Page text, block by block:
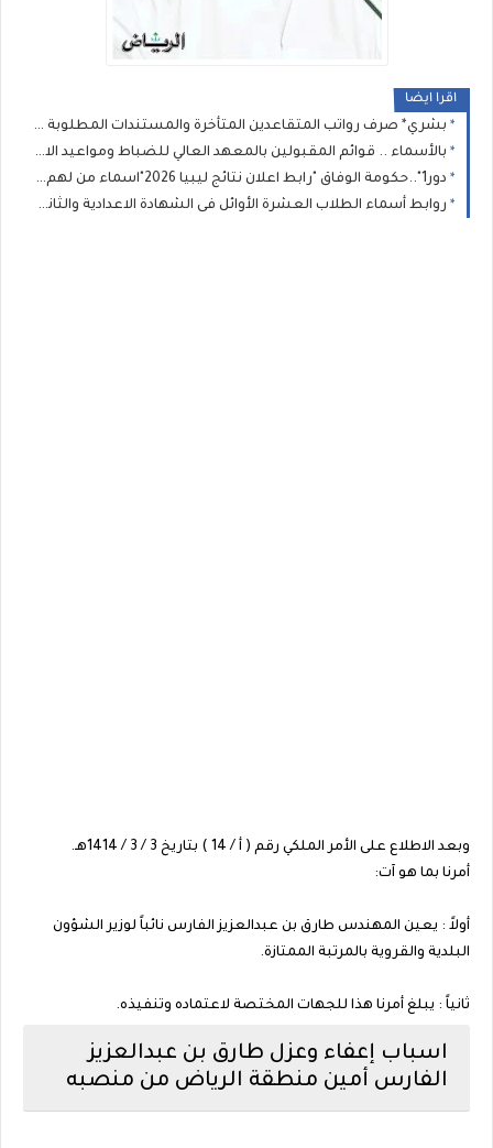
اقرا ايضا
بشري* صرف رواتب المتقاعدين المتأخرة والمستندات المطلوبة لإنجاز معاملات المعاشات والمنافع الخاصة بالعسكريين
بالأسماء .. قوائم المقبولين بالمعهد العالي للضباط ومواعيد الاختبارات تعلنها الداخلية الليبية
دور1"..حكومة الوفاق "رابط اعلان نتائج ليبيا 2026"اسماء من لهم دور ثان" : نتيجة الشهادة الاعدادية الصف الثالث الاعدادى برقم الجلوس
روابط أسماء الطلاب العشرة الأوائل فى الشهادة الاعدادية والثانوية ليبيا 2026 طريقة الاستعلام عن نتيجة الشهاده الاعداديه ليبيا بالاسم
وبعد الاطلاع على الأمر الملكي رقم ( أ / 14 ) بتاريخ 3 / 3 / 1414هـ.
أمرنا بما هو آت:
أولاً : يعين المهندس طارق بن عبدالعزيز الفارس نائباً لوزير الشؤون
البلدية والقروية بالمرتبة الممتازة.
ثانياً : يبلغ أمرنا هذا للجهات المختصة لاعتماده وتنفيذه.
اسباب إعفاء وعزل طارق بن عبدالعزيز
الفارس أمين منطقة الرياض من منصبه